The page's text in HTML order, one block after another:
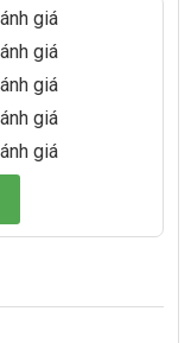
giá
giá
giá
giá
giá